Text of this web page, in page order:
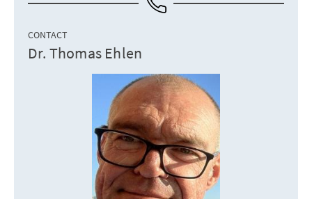
CONTACT
Dr. Thomas Ehlen